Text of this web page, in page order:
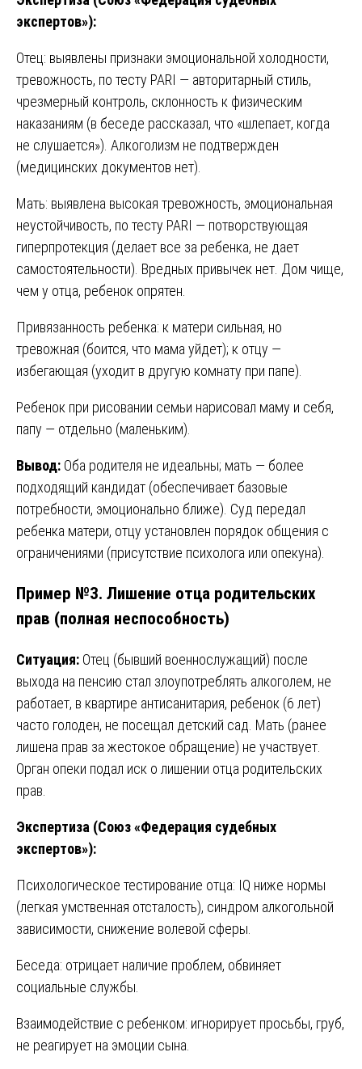
экспертов»):
Отец: выявлены признаки эмоциональной холодности,
тревожность, по тесту PARI — авторитарный стиль,
чрезмерный контроль, склонность к физическим
наказаниям (в беседе рассказал, что «шлепает, когда
не слушается»). Алкоголизм не подтвержден
(медицинских документов нет).
Мать: выявлена высокая тревожность, эмоциональная
неустойчивость, по тесту PARI — потворствующая
гиперпротекция (делает все за ребенка, не дает
самостоятельности). Вредных привычек нет. Дом чище,
чем у отца, ребенок опрятен.
Привязанность ребенка: к матери сильная, но
тревожная (боится, что мама уйдет); к отцу —
избегающая (уходит в другую комнату при папе).
Ребенок при рисовании семьи нарисовал маму и себя,
папу — отдельно (маленьким).
Вывод: Оба родителя не идеальны; мать — более
подходящий кандидат (обеспечивает базовые
потребности, эмоционально ближе). Суд передал
ребенка матери, отцу установлен порядок общения с
ограничениями (присутствие психолога или опекуна).
Пример №3. Лишение отца родительских
прав (полная неспособность)
Ситуация: Отец (бывший военнослужащий) после
выхода на пенсию стал злоупотреблять алкоголем, не
работает, в квартире антисанитария, ребенок (6 лет)
часто голоден, не посещал детский сад. Мать (ранее
лишена прав за жестокое обращение) не участвует.
Орган опеки подал иск о лишении отца родительских
прав.
Экспертиза (Союз «Федерация судебных
экспертов»):
Психологическое тестирование отца: IQ ниже нормы
(легкая умственная отсталость), синдром алкогольной
зависимости, снижение волевой сферы.
Беседа: отрицает наличие проблем, обвиняет
социальные службы.
Взаимодействие с ребенком: игнорирует просьбы, груб,
не реагирует на эмоции сына.